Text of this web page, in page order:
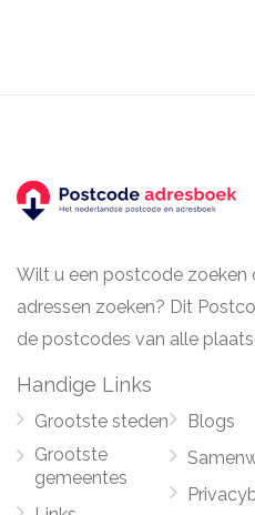
Wilt u een postcode zoeken
adressen zoeken? Dit
de postcodes van alle
Handige Links
Grootste steden
Grootste
gemeentes
Blogs